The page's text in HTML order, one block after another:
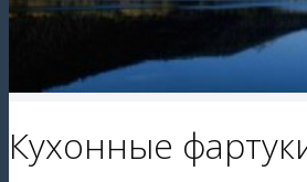
Кухонные